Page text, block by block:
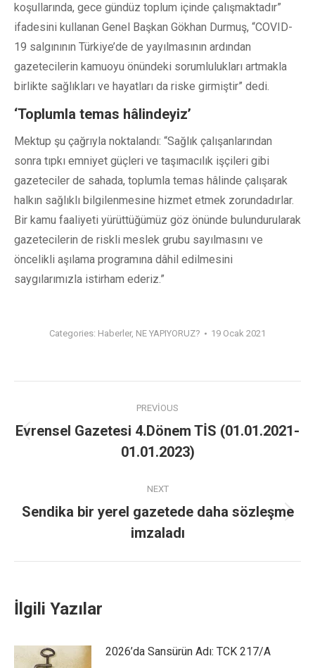
koşullarında, gece gündüz toplum içinde çalışmaktadır”
ifadesini kullanan Genel Başkan Gökhan Durmuş, “COVID-
19 salgınının Türkiye’de de yayılmasının ardından
gazetecilerin kamuoyu önündeki sorumlulukları artmakla
birlikte sağlıkları ve hayatları da riske girmiştir” dedi.
‘Toplumla temas hâlindeyiz’
Mektup şu çağrıyla noktalandı: “Sağlık çalışanlarından
sonra tıpkı emniyet güçleri ve taşımacılık işçileri gibi
gazeteciler de sahada, toplumla temas hâlinde çalışarak
halkın sağlıklı bilgilenmesine hizmet etmek zorundadırlar.
Bir kamu faaliyeti yürüttüğümüz göz önünde bulundurularak
gazetecilerin de riskli meslek grubu sayılmasını ve
öncelikli aşılama programına dâhil edilmesini
saygılarımızla istirham ederiz.”
Categories: Haberler, NE YAPIYORUZ? 19 Ocak 2021
PREVIOUS
Evrensel Gazetesi 4.Dönem TİS (01.01.2021-
01.01.2023)
NEXT
Sendika bir yerel gazetede daha sözleşme
imzaladı
İlgili Yazılar
2026’da Sansürün Adı: TCK 217/A